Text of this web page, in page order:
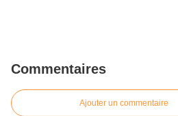
Commentaires
Ajouter un commentaire